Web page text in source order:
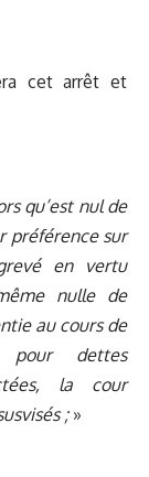
cet arrêt et
qu’est nul de
préférence sur
en vertu
nulle de
au cours de
pour dettes
la cour
;»